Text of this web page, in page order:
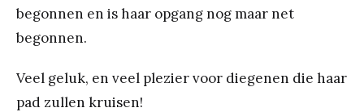
begonnen en is haar opgang nog maar net
begonnen.
Veel geluk, en veel plezier voor diegenen die haar
pad zullen kruisen!